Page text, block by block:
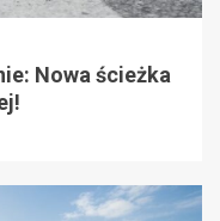
Nowa ścieżka